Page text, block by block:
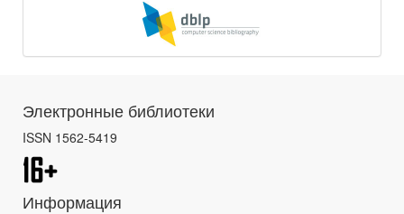
Электронные библиотеки
ISSN 1562-5419
Информация